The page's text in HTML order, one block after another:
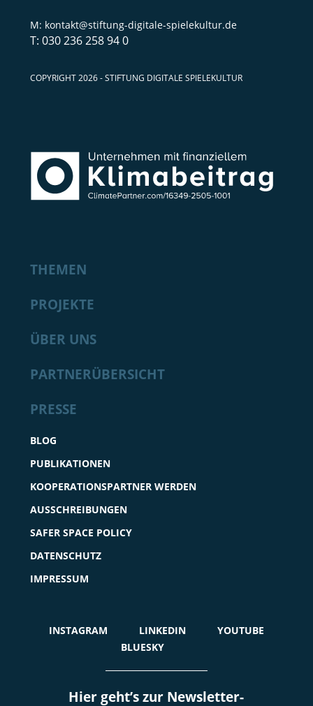
kontakt@stiftung-digitale-spielekultur.de
030 236 258 94 0
COPYRIGHT 2026 - STIFTUNG DIGITALE SPIELEKULTUR
THEMEN
PROJEKTE
ÜBER UNS
PARTNERÜBERSICHT
PRESSE
BLOG
PUBLIKATIONEN
KOOPERATIONSPARTNER WERDEN
AUSSCHREIBUNGEN
SAFER SPACE POLICY
DATENSCHUTZ
IMPRESSUM
INSTAGRAM LINKEDIN
YOUTUBE
BLUESKY
Hier geht’s zur Newsletter-